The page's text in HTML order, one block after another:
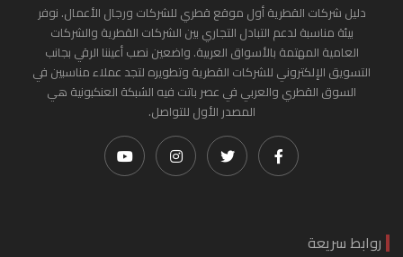
دليل شركات القطرية أول موقع قطري للشركات ورجال الأعمال. نوفر
بيئة مناسبة لدعم التبادل التجاري بين الشركات القطرية والشركات
العامية المهتمة بالأسواق العربية. واضعين نصب أعيننا الرقي بجانب
التسويق الإلكتروني للشركات القطرية وتطويره لتجد عملاء مناسبين في
السوق القطري والعربي في عصر باتت فيه الشبكة العنكبونية هي
المصدر الأول للتواصل.
روابط سريعة